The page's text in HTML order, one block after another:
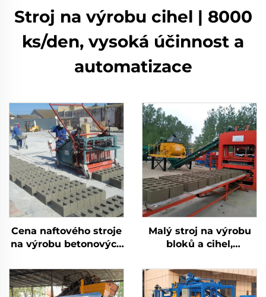
Stroj na výrobu cihel | 8000
ks/den, vysoká účinnost a
automatizace
Cena naftového stroje
na výrobu betonových
výrobu propojených
cihel
Malý stroj na výrobu
bloků a cihel,
výrobu betonových
cihel